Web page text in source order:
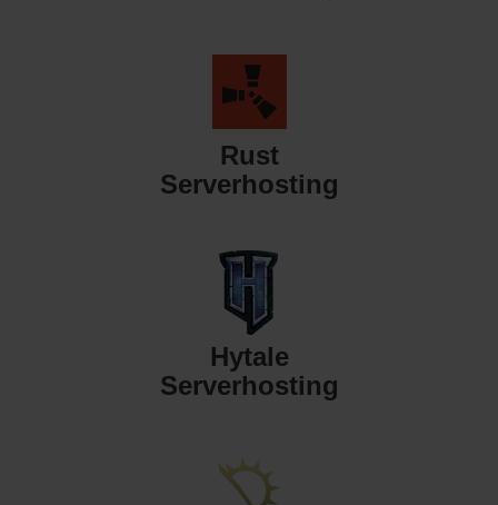
Rust
Serverhosting
Hytale
Serverhosting